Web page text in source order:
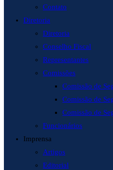
Contato
Diretoria
Diretoria
Conselho Fiscal
Representantes
Comissões
Comissão de
Comissão de
Comissão de
Funcionários
Imprensa
Artigos
Editorial